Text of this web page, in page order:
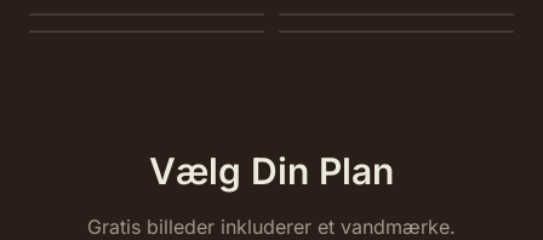
Vælg Din Plan
Gratis billeder inkluderer et vandmærke.